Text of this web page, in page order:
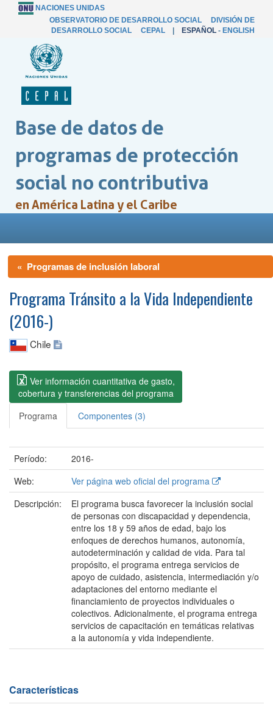
NACIONES UNIDAS
OBSERVATORIO DE DESARROLLO SOCIAL
DIVISIÓN DE
DESARROLLO SOCIAL
CEPAL ESPAÑOL - ENGLISH
Base de datos de
programas de protección
social no contributiva
en América Latina y el Caribe
« Programas de inclusión laboral
Programa Tránsito a la Vida Independiente
(2016-)
Chile
Ver información cuantitativa de gasto,
cobertura y transferencias del programa
Programa
Componentes (3)
Período:
2016-
Web:
Ver página web oficial del programa
Descripción:
El programa busca favorecer la inclusión social
de personas con discapacidad y dependencia,
entre los 18 y 59 años de edad, bajo los
enfoques de derechos humanos, autonomía,
autodeterminación y calidad de vida. Para tal
propósito, el programa entrega servicios de
apoyo de cuidado, asistencia, intermediación y/o
adaptaciones del entorno mediante el
financiamiento de proyectos individuales o
colectivos. Adicionalmente, el programa entrega
servicios de capacitación en temáticas relativas
a la autonomía y vida independiente.
Características